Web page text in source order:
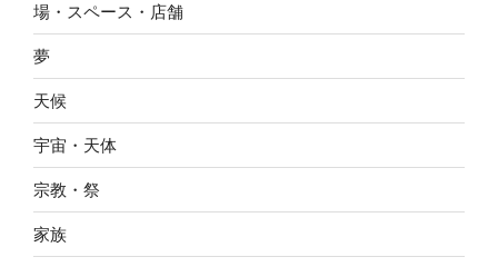
場・スペース・店舗
夢
天候
宇宙・天体
宗教・祭
家族